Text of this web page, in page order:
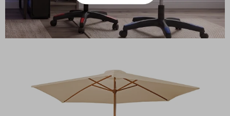
$10.392 $12.792